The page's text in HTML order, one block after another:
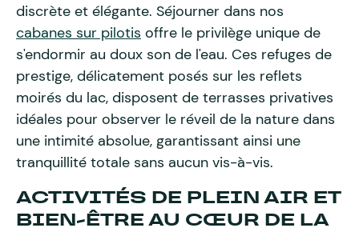
discrète et élégante. Séjourner dans nos
cabanes sur pilotis offre le privilège unique de
s'endormir au doux son de l'eau. Ces refuges de
prestige, délicatement posés sur les reflets
moirés du lac, disposent de terrasses privatives
idéales pour observer le réveil de la nature dans
une intimité absolue, garantissant ainsi une
tranquillité totale sans aucun vis-à-vis.
ACTIVITÉS DE PLEIN AIR ET
BIEN-ÊTRE AU CŒUR DE LA